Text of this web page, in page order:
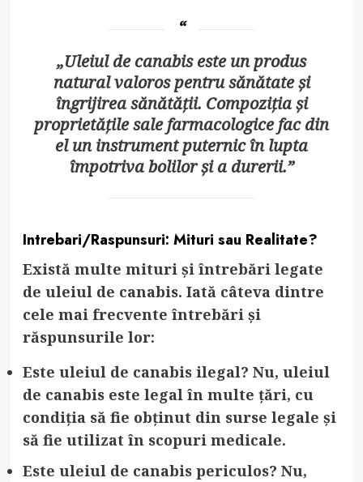
„Uleiul de canabis este un produs
natural valoros pentru sănătate și
îngrijirea sănătății. Compoziția și
proprietățile sale farmacologice fac din
el un instrument puternic în lupta
împotriva bolilor și a durerii.”
Intrebari/Raspunsuri: Mituri sau Realitate?
Există multe mituri și întrebări legate
de uleiul de canabis. Iată câteva dintre
cele mai frecvente întrebări și
răspunsurile lor:
Este uleiul de canabis ilegal? Nu, uleiul
de canabis este legal în multe țări, cu
condiția să fie obținut din surse legale și
să fie utilizat în scopuri medicale.
Este uleiul de canabis periculos? Nu,